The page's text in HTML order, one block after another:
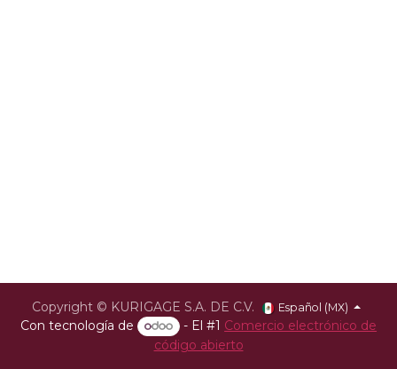
Copyright © KURIGAGE S.A. DE C.V. Español (MX)
Con tecnología de - El #1 Comercio electrónico de
código abierto